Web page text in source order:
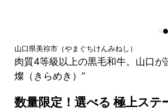
山口県美祢市 （やまぐちけんみねし ）
肉質4等級以上の黒毛和牛。山口が
燦（きらめき）”
数量限定！選べる 極上ステ